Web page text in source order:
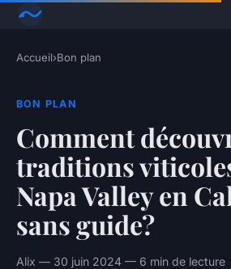
Accueil›Bon plan
BON PLAN
Comment
traditions
Napa Valley en
sans guide?
Alix — 30 juin 2024 — 6 min de lecture